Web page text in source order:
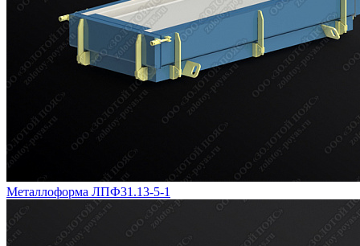
Металлоформа ЛПФ31.13-5-1